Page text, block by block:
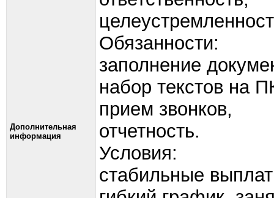
Дополнительная
информация
Обязанности:
заполнение
набор текстов на
прием звонков,
отчетность.
Условия:
стабильные